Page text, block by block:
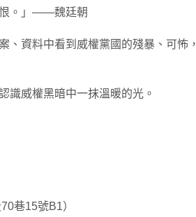
恨。」——魏廷朝
、資料中看到威權黨國的殘暴、可怖，
識威權黑暗中一抹溫暖的光。
巷15號B1）